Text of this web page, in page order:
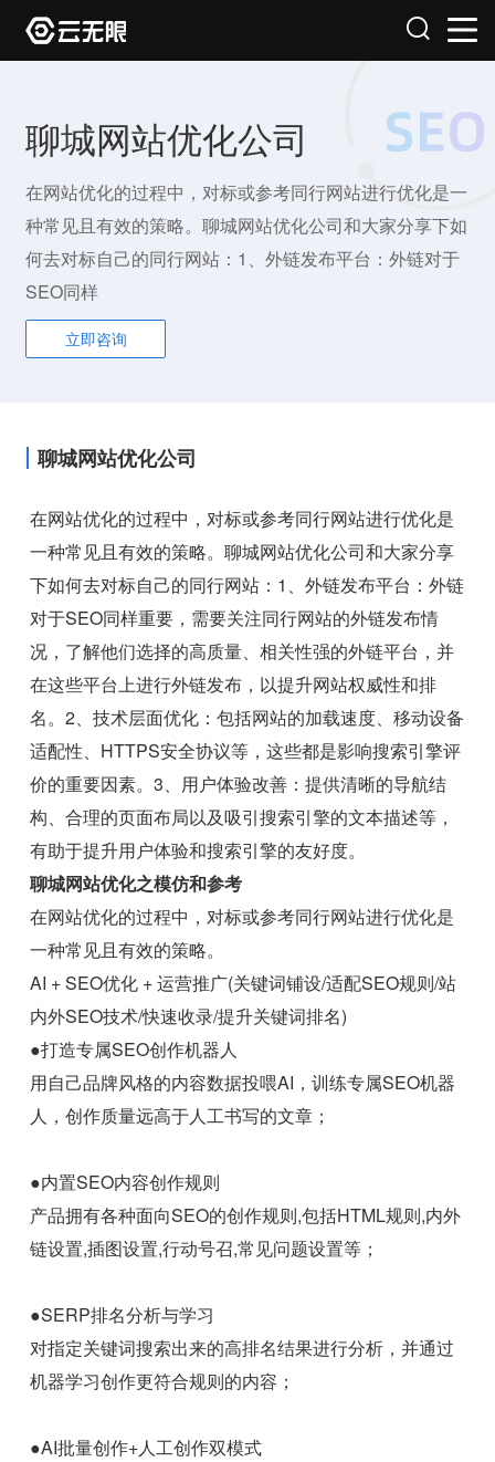
聊城网站优化公司
在网站优化的过程中，对标或参考同行网站进行优化是一
种常见且有效的策略。聊城网站优化公司和大家分享下如
何去对标自己的同行网站：1、外链发布平台：外链对于
SEO同样
立即咨询
聊城网站优化公司
在网站优化的过程中，对标或参考同行网站进行优化是
一种常见且有效的策略。聊城网站优化公司和大家分享
下如何去对标自己的同行网站：1、外链发布平台：外链
对于SEO同样重要，需要关注同行网站的外链发布情
况，了解他们选择的高质量、相关性强的外链平台，并
在这些平台上进行外链发布，以提升网站权威性和排
名。2、技术层面优化：包括网站的加载速度、移动设备
适配性、HTTPS安全协议等，这些都是影响搜索引擎评
价的重要因素。3、用户体验改善：提供清晰的导航结
构、合理的页面布局以及吸引搜索引擎的文本描述等，
有助于提升用户体验和搜索引擎的友好度。
聊城网站优化之模仿和参考
在网站优化的过程中，对标或参考同行网站进行优化是
一种常见且有效的策略。
AI + SEO优化 + 运营推广(关键词铺设/适配SEO规则/站
内外SEO技术/快速收录/提升关键词排名)
●打造专属SEO创作机器人
用自己品牌风格的内容数据投喂AI，训练专属SEO机器
人，创作质量远高于人工书写的文章；
●内置SEO内容创作规则
产品拥有各种面向SEO的创作规则,包括HTML规则,内外
链设置,插图设置,行动号召,常见问题设置等；
●SERP排名分析与学习
对指定关键词搜索出来的高排名结果进行分析，并通过
机器学习创作更符合规则的内容；
●AI批量创作+人工创作双模式